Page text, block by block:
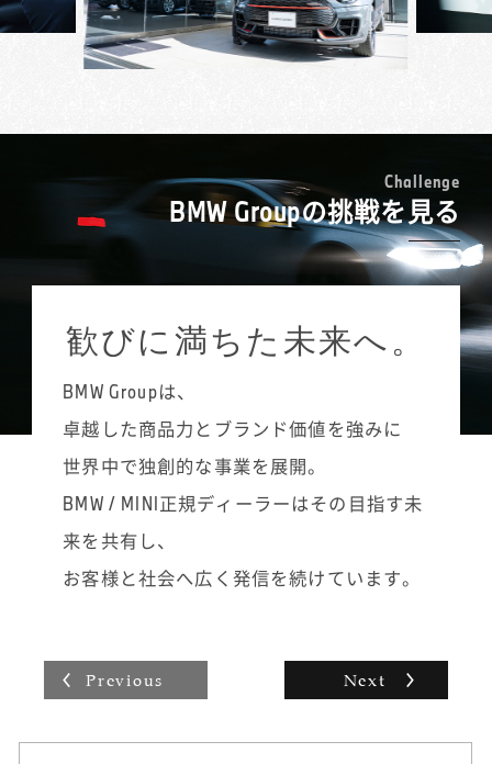
ずっと接客業のアルバイトをしていて、お客
様に接する仕事という点では親しみを感じま
したね。
でなく、他の国産車なども見て、比較検討し
ています。「MINIはデザインはかかわいいけ
れど、5人家族だと小さすぎないか」「軽自動
車ならもっと低コストだし…」などお客様が迷
っているポイントを理解して、それに合った
してのMINIの個性を伝えていきます。車は高
額な商品だけに、買っていただけたときの達
成感や充実感はとても大きいです。お客様は
「車を選んでいる」のですが、同じくらい
「営業を選んでいる」のだと思います。
ありますが、今まで辞めたいと思ったことは
良いのだと思います。実は接客でも苦手なタ
イプのお客様はいらっしゃったのですが、
MINI正規ディーラーのセールス・コンサルタ
ントの仕事を通して鍛えられましたね。入社
当初よりも、さまざまなお客様とリラックス
す。プライベートでもますます人と話すのが
好きになったような気がします。
こんなに楽しく魅力的なクルマは他にないと
思っているので、商品力と私自身のMINIへの
パッションがあるからこそ、接客に自信が持
てるということもあります。この仕事をして
いると他ブランドのクルマに触れることもあ
にMINIに乗る機会も多いのですが、運転は全
く苦にならず、とても楽しくMINIのドライブ
りがいにもつながっています。
Challenge
BMW Groupの挑戦を見る
歓びに満ちた未来へ。
BMW Groupは、
卓越した商品力とブランド価値を強みに
世界中で独創的な事業を展開。
BMW / MINI正規ディーラーはその目指す未
来を共有し、
お客様と社会へ広く発信を続けています。
Previous Next